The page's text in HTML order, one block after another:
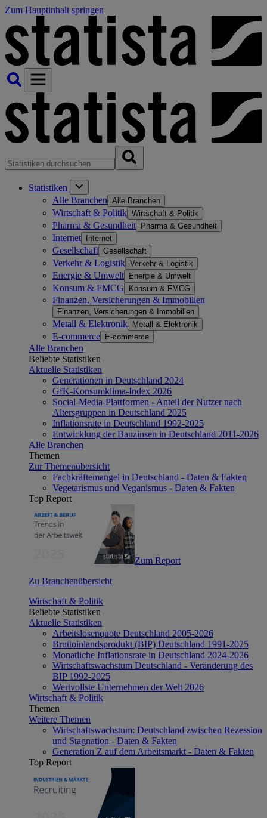
Zum Hauptinhalt springen
Statistiken
Alle Branchen Alle Branchen
Wirtschaft & Politik Wirtschaft & Politik
Pharma & Gesundheit Pharma & Gesundheit
Internet Internet
Gesellschaft Gesellschaft
Verkehr & Logistik Verkehr & Logistik
Energie & Umwelt Energie & Umwelt
Konsum & FMCG Konsum & FMCG
Finanzen, Versicherungen & Immobilien
Finanzen, Versicherungen & Immobilien
Metall & Elektronik Metall & Elektronik
E-commerce E-commerce
Alle Branchen
Beliebte Statistiken
Aktuelle Statistiken
Generationen in Deutschland 2024
GfK-Konsumklima-Index 2026
Social-Media-Plattformen - Anteil der Nutzer nach
Altersgruppen in Deutschland 2025
Inflationsrate in Deutschland 1992-2025
Entwicklung der Bauzinsen in Deutschland 2011-2026
Alle Branchen
Themen
Zur Themenübersicht
Fachkräftemangel in Deutschland - Daten & Fakten
Vegetarismus und Veganismus - Daten & Fakten
Top Report
Zum Report
Zu Branchenübersicht
Wirtschaft & Politik
Beliebte Statistiken
Aktuelle Statistiken
Arbeitslosenquote Deutschland 2005-2026
Bruttoinlandsprodukt (BIP) Deutschland 1991-2025
Monatliche Inflationsrate in Deutschland 2024-2026
Wirtschaftswachstum Deutschland - Veränderung des
BIP 1992-2025
Wertvollste Unternehmen der Welt 2026
Wirtschaft & Politik
Themen
Weitere Themen
Wirtschaftswachstum: Deutschland zwischen Rezession
und Stagnation - Daten & Fakten
Generation Z auf dem Arbeitsmarkt - Daten & Fakten
Top Report